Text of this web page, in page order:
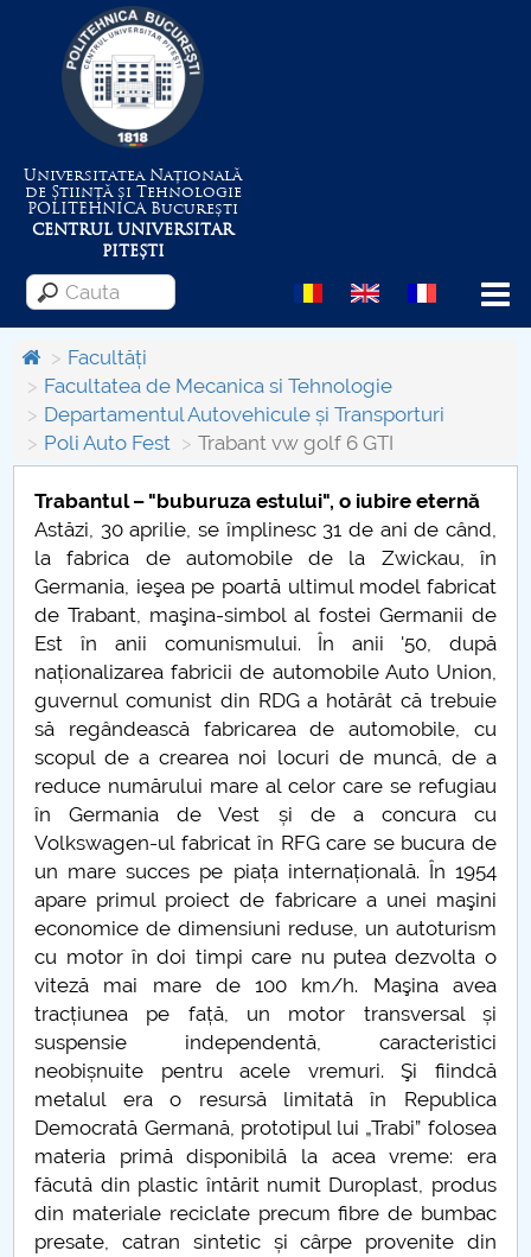
Universitatea Națională
de Știință și Tehnologie
POLITEHNICABucurești
CENTRUL UNIVERSITAR
PITEȘTI
Menu
Despre Universitate
Centrul de Management al Proiectelor
Consiliul de Administratie
Nr. de telefon si adrese Facultăți
Admitere
Români de pretutindeni - ADMITERE
Senat
Facultăți
Studenți
Ghiduri pentru STUDENȚI
Relații Publice
Relații Internaționale
PNRR
Proiect PRIM STUD
Proiect SU-ETIC
Facultăți
Facultatea de Mecanica si Tehnologie
Departamentul Autovehicule și Transporturi
Poli Auto Fest
Trabant vw golf 6 GTI
Trabantul – "buburuza estului", o iubire eternă
Astăzi, 30 aprilie, se împlinesc 31 de ani de când,
la fabrica de automobile de la Zwickau, în
Germania, ieşea pe poartă ultimul model fabricat
de Trabant, maşina-simbol al fostei Germanii de
Est în anii comunismului. În anii '50, după
naționalizarea fabricii de automobile Auto Union,
guvernul comunist din RDG a hotărât că trebuie
să regândească fabricarea de automobile, cu
scopul de a crearea noi locuri de muncă, de a
reduce numărului mare al celor care se refugiau
în Germania de Vest și de a concura cu
Volkswagen-ul fabricat în RFG care se bucura de
un mare succes pe piața internațională. În 1954
apare primul proiect de fabricare a unei maşini
economice de dimensiuni reduse, un autoturism
cu motor în doi timpi care nu putea dezvolta o
viteză mai mare de 100 km/h. Maşina avea
tracțiunea pe față, un motor transversal și
suspensie independentă, caracteristici
neobișnuite pentru acele vremuri. Şi fiindcă
metalul era o resursă limitată în Republica
Democrată Germană, prototipul lui „Trabi” folosea
materia primă disponibilă la acea vreme: era
făcută din plastic întărit numit Duroplast, produs
din materiale reciclate precum fibre de bumbac
presate, catran sintetic și cârpe provenite din